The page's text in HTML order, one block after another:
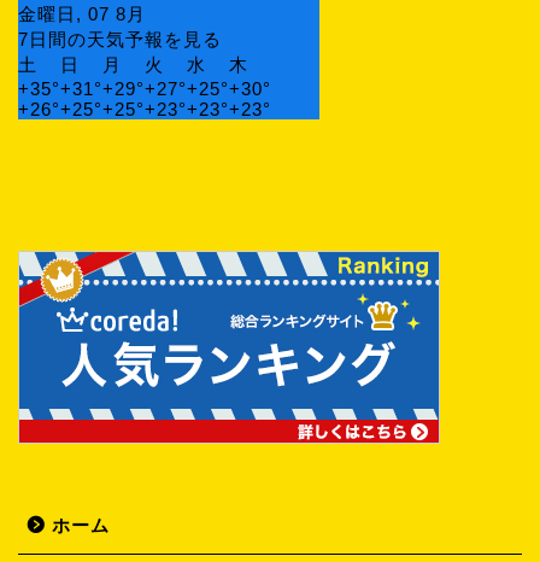
金曜日, 07 8月
7日間の天気予報を見る
土
日 月 火 水
木
+35°+31°+29°+27°+25°+30°
+26°+25°+25°+23°+23°+23°
ホーム